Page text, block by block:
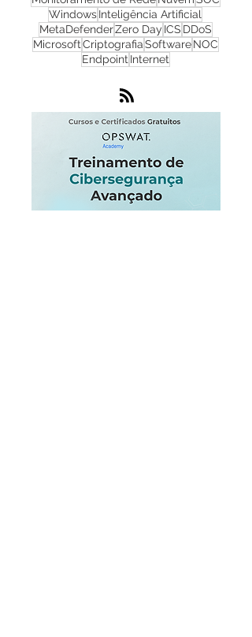
NGFWInfraestruturaDadosLGPDOT
PhishingFlowmonIAIoT
Monitoramento de RedeNuvemSOC
WindowsInteligência Artificial
MetaDefenderZero DayICS
EndpointInternet